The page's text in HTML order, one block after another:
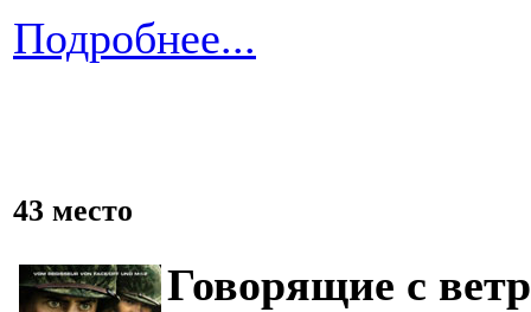
Подробнее...
43 место
Говорящие с